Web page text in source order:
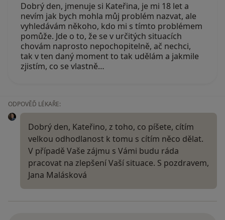
Dobrý den, jmenuje si Kateřina, je mi 18 let a
nevím jak bych mohla můj problém nazvat, ale
vyhledávám někoho, kdo mi s tímto problémem
pomůže. Jde o to, že se v určitých situacích
chovám naprosto nepochopitelně, ač nechci,
tak v ten daný moment to tak udělám a jakmile
zjistím, co se vlastně…
ODPOVĚĎ LÉKAŘE:
Dobrý den, Kateřino, z toho, co píšete, cítím
velkou odhodlanost k tomu s cítím něco dělat.
V případě Vaše zájmu s Vámi budu ráda
pracovat na zlepšení Vaší situace. S pozdravem,
Jana Malásková